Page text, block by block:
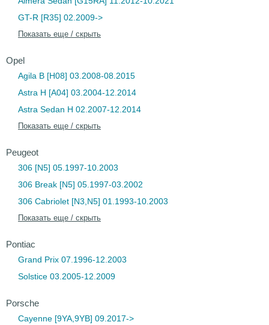
GT-R [R35] 02.2009->
Показать еще / скрыть
Opel
Agila B [H08] 03.2008-08.2015
Astra H [A04] 03.2004-12.2014
Astra Sedan H 02.2007-12.2014
Показать еще / скрыть
Peugeot
306 [N5] 05.1997-10.2003
306 Break [N5] 05.1997-03.2002
306 Cabriolet [N3,N5] 01.1993-10.2003
Показать еще / скрыть
Pontiac
Grand Prix 07.1996-12.2003
Solstice 03.2005-12.2009
Porsche
Cayenne [9YA,9YB] 09.2017->